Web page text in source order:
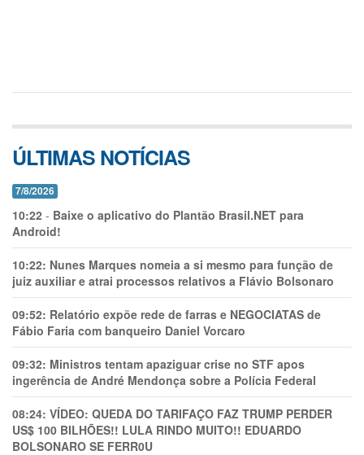
ÚLTIMAS NOTÍCIAS
7/8/2026
10:22 - Baixe o aplicativo do Plantão Brasil.NET para
Android!
10:22: Nunes Marques nomeia a si mesmo para função de
juiz auxiliar e atrai processos relativos a Flávio Bolsonaro
09:52: Relatório expõe rede de farras e NEGOCIATAS de
Fábio Faria com banqueiro Daniel Vorcaro
09:32: Ministros tentam apaziguar crise no STF apos
ingerência de André Mendonça sobre a Polícia Federal
08:24: VÍDEO: QUEDA DO TARIFAÇO FAZ TRUMP PERDER
US$ 100 BILHÕES!! LULA RINDO MUITO!! EDUARDO
BOLSONARO SE FERR0U